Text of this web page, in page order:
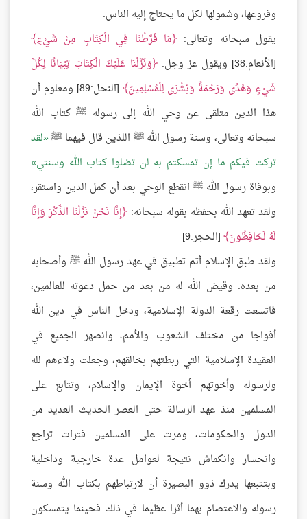
وفروعها، وشمولها لكل ما يحتاج إليه الناس.
يقول سبحانه وتعالى: مَا فَرَّطْنَا فِي الْكِتَابِ مِنْ شَيْءٍ
[الأنعام:38] ويقول عز وجل:
وَنَزَّلْنَا عَلَيْكَ الْكِتَابَ تِبْيَانًا لِكُلِّ
شَيْءٍ وَهُدًى وَرَحْمَةً وَبُشْرَى لِلْمُسْلِمِينَ
[النحل:89] ومعلوم أن
هذا الدين متلقى عن وحي الله إلى رسوله ﷺ كتاب الله
سبحانه وتعالى، وسنة رسول الله ﷺ اللذين قال فيهما ﷺ لقد
تركت فيكم ما إن تمسكتم به لن تضلوا كتاب الله وسنتي
وبوفاة رسول الله ﷺ انقطع الوحي بعد أن كمل الدين واستقر،
ولقد تعهد الله بحفظه بقوله سبحانه: إِنَّا نَحْنُ نَزَّلْنَا الذِّكْرَ وَإِنَّا
لَهُ لَحَافِظُونَ [الحجر:9]
ولقد طبق الإسلام أتم تطبيق في عهد رسول الله ﷺ وأصحابه
من بعده. وقيض الله له من بعد من حمل دعوته للعالمين،
فاتسعت رقعة الدولة الإسلامية، ودخل الناس في دين الله
أفواجا من مختلف الشعوب والأمم، وانصهر الجميع في
العقيدة الإسلامية التي ربطتهم بخالقهم، وجعلت ولاءهم لله
ولرسوله وأخوتهم أخوة الإيمان والإسلام، وتتابع على
المسلمين منذ عهد الرسالة حتى العصر الحديث العديد من
الدول والحكومات، ومرت على المسلمين فترات تراجع
وانحسار وانكماش نتيجة لعوامل عدة خارجية وداخلية
وبتتبعها يدرك ذوو البصيرة أن لارتباطهم بكتاب الله وسنة
رسوله والاعتصام بهما أثرا عظيما في ذلك فحينما يتمسكون